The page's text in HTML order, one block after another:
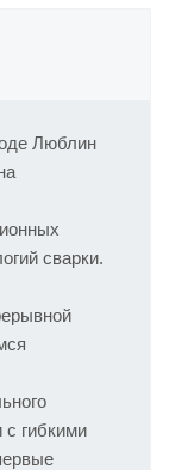
Люблин
сварки.
с гибкими